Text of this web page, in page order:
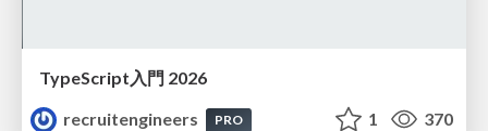
TypeScript入門 2026
recruitengineers
PRO 1 370